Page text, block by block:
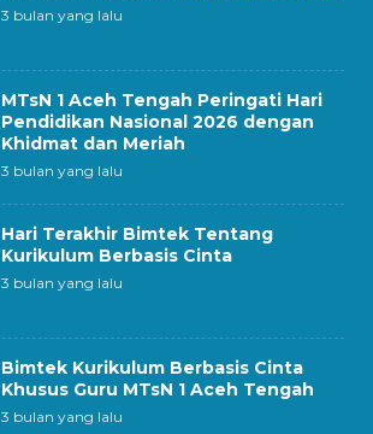
3 bulan yang lalu
MTsN 1 Aceh Tengah Peringati Hari
Pendidikan Nasional 2026 dengan
Khidmat dan Meriah
3 bulan yang lalu
Hari Terakhir Bimtek Tentang
Kurikulum Berbasis Cinta
3 bulan yang lalu
Bimtek Kurikulum Berbasis Cinta
Khusus Guru MTsN 1 Aceh Tengah
3 bulan yang lalu